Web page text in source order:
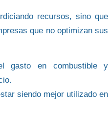
recursos, sino que
que no optimizan sus
gasto en combustibley
siendo mejor utilizado en